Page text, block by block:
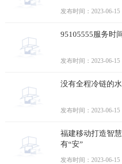
发布时间：2023-06-15
95105555服务时
发布时间：2023-06-15
没有全程冷链的
发布时间：2023-06-15
福建移动打造智
有“安”
发布时间：2023-06-15